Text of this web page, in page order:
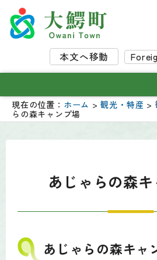
本文へ移動
現在の位置： ホーム >観光・特産 >
らの森キャンプ場
あじゃらの森
あじゃらの森キャ